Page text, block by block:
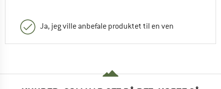
Ja, jeg ville anbefale produktet til en ven